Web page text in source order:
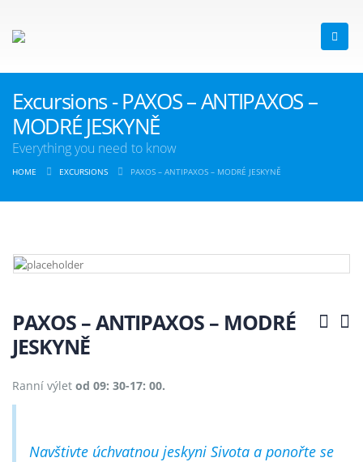
Excursions - PAXOS – ANTIPAXOS –
MODRÉ JESKYNĚ
Everything you need to know
HOME EXCURSIONS PAXOS – ANTIPAXOS – MODRÉ JESKYNĚ
PAXOS – ANTIPAXOS – MODRÉ
JESKYNĚ
Ranní výlet od 09: 30-17: 00.
Navštivte úchvatnou jeskyni Sivota a ponořte se